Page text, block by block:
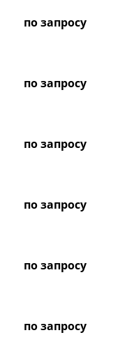
по запросу
по запросу
по запросу
по запросу
по запросу
по запросу